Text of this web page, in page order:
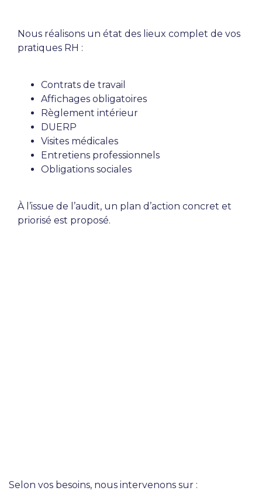
Nous réalisons un état des lieux complet de vos
pratiques RH :
Contrats de travail
Affichages obligatoires
Règlement intérieur
DUERP
Visites médicales
Entretiens professionnels
Obligations sociales
À l’issue de l’audit, un plan d’action concret et
priorisé est proposé.
Selon vos besoins, nous intervenons sur :